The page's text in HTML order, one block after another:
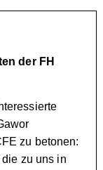
der FH
zu betonen:
zu uns in